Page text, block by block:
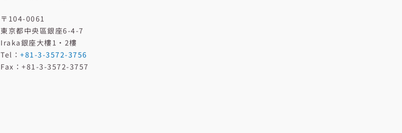
〒104-0061
東京都中央區銀座6-4-7
Iraka銀座大樓1・2樓
Tel ： +81-3-3572-3756
Fax ： +81-3-3572-3757